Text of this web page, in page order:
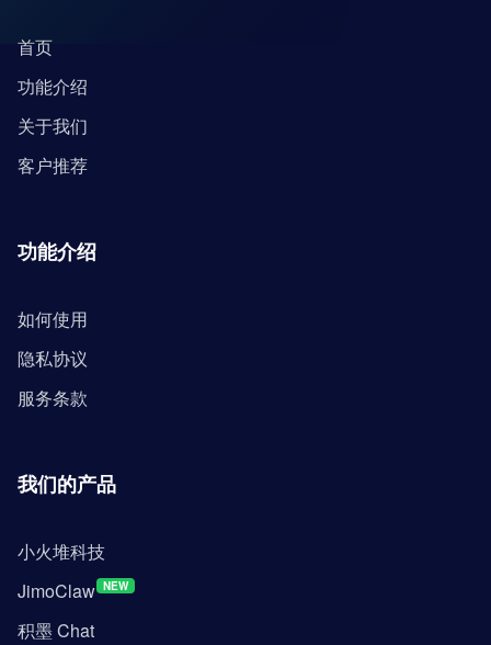
首页
功能介绍
关于我们
客户推荐
功能介绍
如何使用
隐私协议
服务条款
我们的产品
小火堆科技
JimoClaw NEW
积墨 Chat